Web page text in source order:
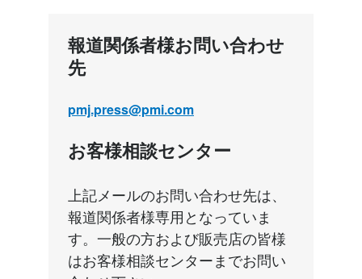
報道関係者様お問い合わせ
先
pmj.press@pmi.com
お客様相談センター
上記メールのお問い合わせ先は、
報道関係者様専用となっていま
す。一般の方および販売店の皆様
はお客様相談センターまでお問い